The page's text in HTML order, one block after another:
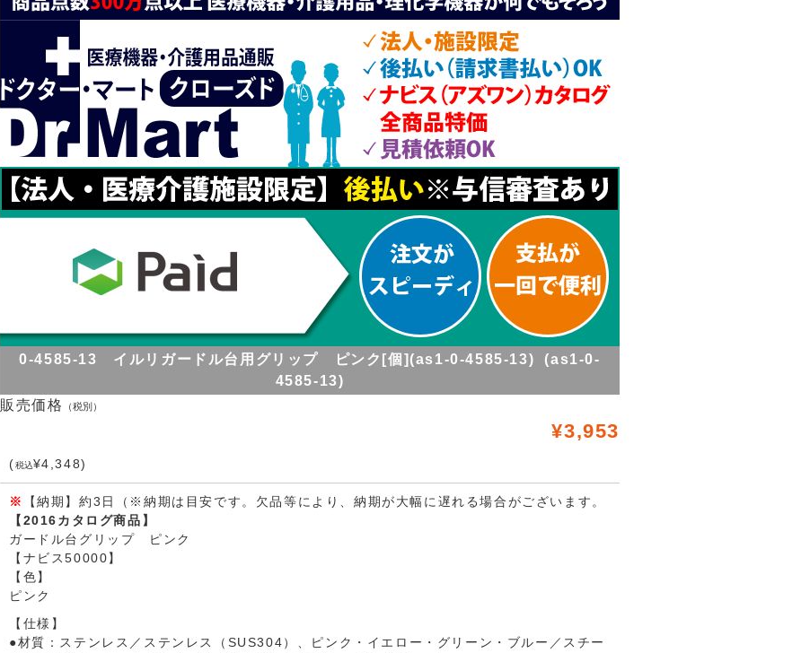
0-4585-13 イルリガードル台用グリップ ピンク[個](as1-0-4585-13) (as1-0-
4585-13)
販売価格
（税別）
¥3,953
(税込¥4,348)
※
【納期】約3日（※納期は目安です。欠品等により、納期が大幅に遅れる場合がございます。
【2016カタログ商品】
ガードル台グリップ ピンク
【ナビス50000】
【色】
ピンク
【仕様】
●材質：ステンレス／ステンレス（SUS304）、ピンク・イエロー・グリーン・ブルー／スチー